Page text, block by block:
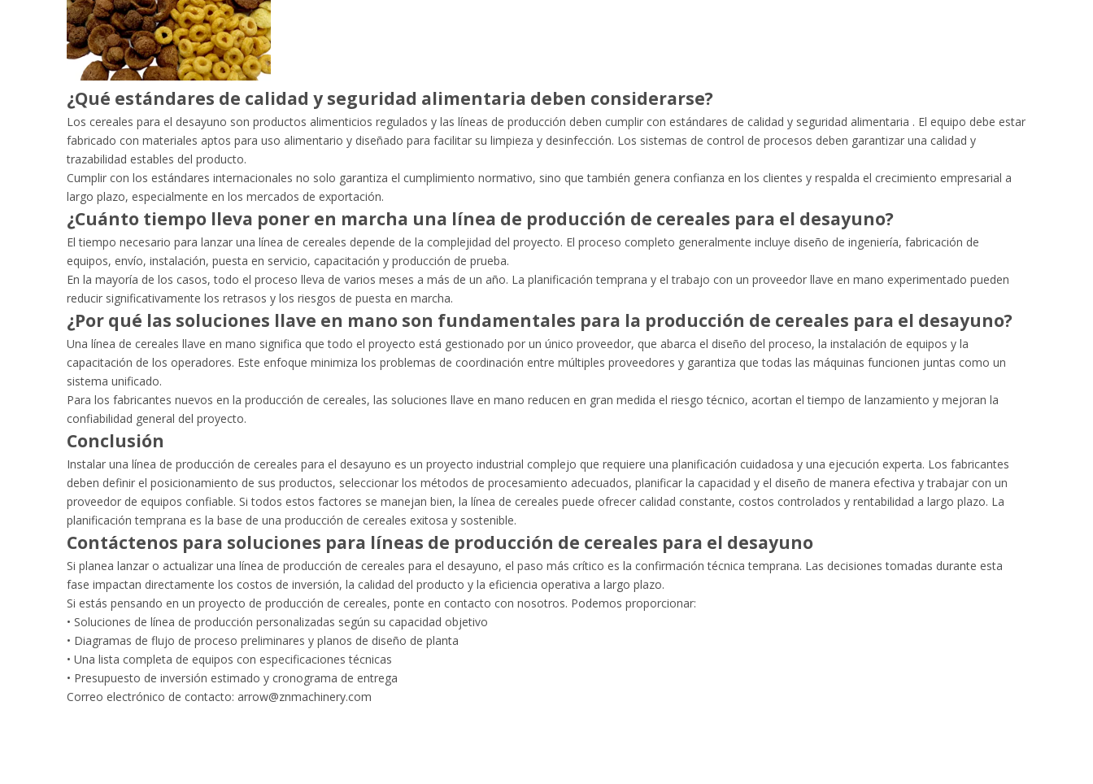
¿Qué estándares de calidad y seguridad alimentaria deben considerarse?
Los cereales para el desayuno son productos alimenticios regulados y las líneas de producción deben cumplir con estándares de calidad y seguridad alimentaria . El equipo debe estar
fabricado con materiales aptos para uso alimentario y diseñado para facilitar su limpieza y desinfección. Los sistemas de control de procesos deben garantizar una calidad y
trazabilidad estables del producto.
Cumplir con los estándares internacionales no solo garantiza el cumplimiento normativo, sino que también genera confianza en los clientes y respalda el crecimiento empresarial a
largo plazo, especialmente en los mercados de exportación.
¿Cuánto tiempo lleva poner en marcha una línea de producción de cereales para el desayuno?
El tiempo necesario para lanzar una línea de cereales depende de la complejidad del proyecto. El proceso completo generalmente incluye diseño de ingeniería, fabricación de
equipos, envío, instalación, puesta en servicio, capacitación y producción de prueba.
En la mayoría de los casos, todo el proceso lleva de varios meses a más de un año. La planificación temprana y el trabajo con un proveedor llave en mano experimentado pueden
reducir significativamente los retrasos y los riesgos de puesta en marcha.
¿Por qué las soluciones llave en mano son fundamentales para la producción de cereales para el desayuno?
Una línea de cereales llave en mano significa que todo el proyecto está gestionado por un único proveedor, que abarca el diseño del proceso, la instalación de equipos y la
capacitación de los operadores. Este enfoque minimiza los problemas de coordinación entre múltiples proveedores y garantiza que todas las máquinas funcionen juntas como un
sistema unificado.
Para los fabricantes nuevos en la producción de cereales, las soluciones llave en mano reducen en gran medida el riesgo técnico, acortan el tiempo de lanzamiento y mejoran la
confiabilidad general del proyecto.
Conclusión
Instalar una línea de producción de cereales para el desayuno es un proyecto industrial complejo que requiere una planificación cuidadosa y una ejecución experta. Los fabricantes
deben definir el posicionamiento de sus productos, seleccionar los métodos de procesamiento adecuados, planificar la capacidad y el diseño de manera efectiva y trabajar con un
proveedor de equipos confiable. Si todos estos factores se manejan bien, la línea de cereales puede ofrecer calidad constante, costos controlados y rentabilidad a largo plazo. La
planificación temprana es la base de una producción de cereales exitosa y sostenible.
Contáctenos para soluciones para líneas de producción de cereales para el desayuno
Si planea lanzar o actualizar una línea de producción de cereales para el desayuno, el paso más crítico es la confirmación técnica temprana. Las decisiones tomadas durante esta
fase impactan directamente los costos de inversión, la calidad del producto y la eficiencia operativa a largo plazo.
Si estás pensando en un proyecto de producción de cereales, ponte en contacto con nosotros. Podemos proporcionar:
• Soluciones de línea de producción personalizadas según su capacidad objetivo
• Diagramas de flujo de proceso preliminares y planos de diseño de planta
• Una lista completa de equipos con especificaciones técnicas
• Presupuesto de inversión estimado y cronograma de entrega
Correo electrónico de contacto: arrow@znmachinery.com